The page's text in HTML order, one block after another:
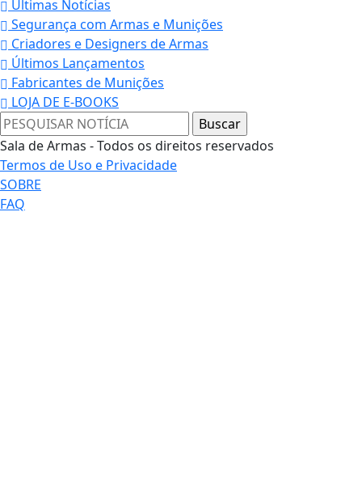
Últimas Notícias
Segurança com Armas e Munições
Criadores e Designers de Armas
Últimos Lançamentos
Fabricantes de Munições
LOJA DE E-BOOKS
Sala de Armas - Todos os direitos reservados
Termos de Uso e Privacidade
SOBRE
FAQ